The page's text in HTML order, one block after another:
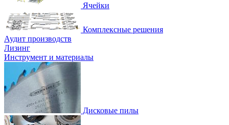
Ячейки
Комплексные решения
Аудит производств
Лизинг
Инструмент и материалы
Дисковые пилы